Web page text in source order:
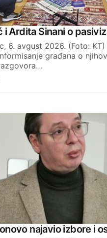
mail
i Ardita Sinani o
6. avgust 2026. (Foto:
građana o
najavio izbore i